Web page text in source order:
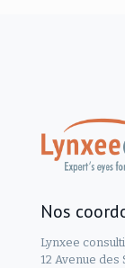
Nos
Lynxee
12 Avenue des